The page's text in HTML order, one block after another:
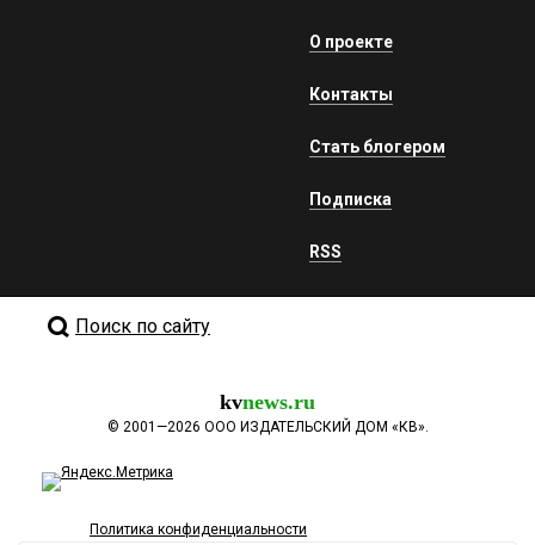
О проекте
Контакты
Стать блогером
Подписка
RSS
Поиск по сайту
kvnews.ru
© 2001—2026 ООО ИЗДАТЕЛЬСКИЙ ДОМ «КВ».
Политика конфиденциальности